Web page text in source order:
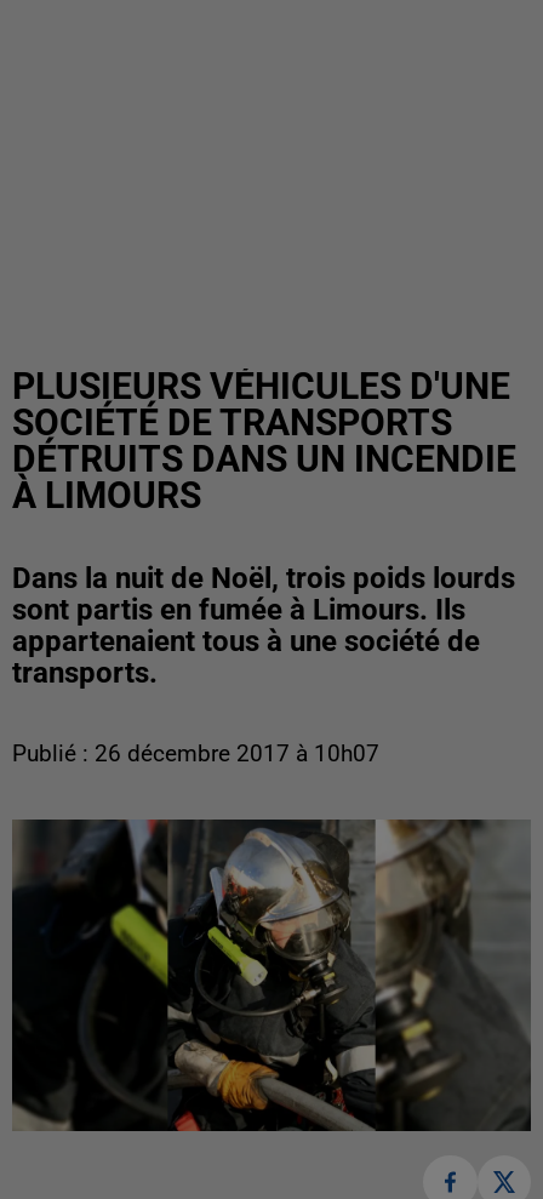
PLUSIEURS VÉHICULES D'UNE
SOCIÉTÉ DE TRANSPORTS
DÉTRUITS DANS UN INCENDIE
À LIMOURS
Dans la nuit de Noël, trois poids lourds
sont partis en fumée à Limours. Ils
appartenaient tous à une société de
transports.
Publié : 26 décembre 2017 à 10h07